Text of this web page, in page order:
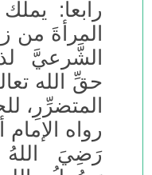
رابعاً:
المرأةَ من
الشَّرعيَّ
حقِّ الله
المتضرِّرِ،
رواه
رَضِيَ